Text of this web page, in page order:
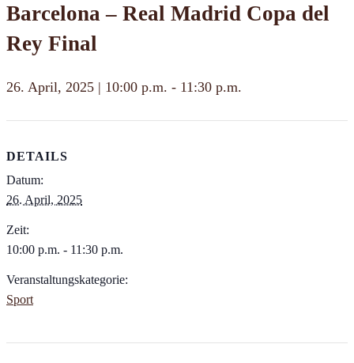
Barcelona – Real Madrid Copa del
Rey Final
26. April, 2025 | 10:00 p.m. - 11:30 p.m.
DETAILS
Datum:
26. April, 2025
Zeit:
10:00 p.m. - 11:30 p.m.
Veranstaltungskategorie:
Sport